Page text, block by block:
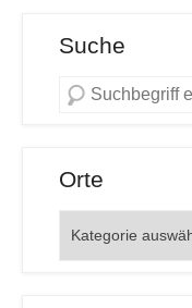
Suche
Orte